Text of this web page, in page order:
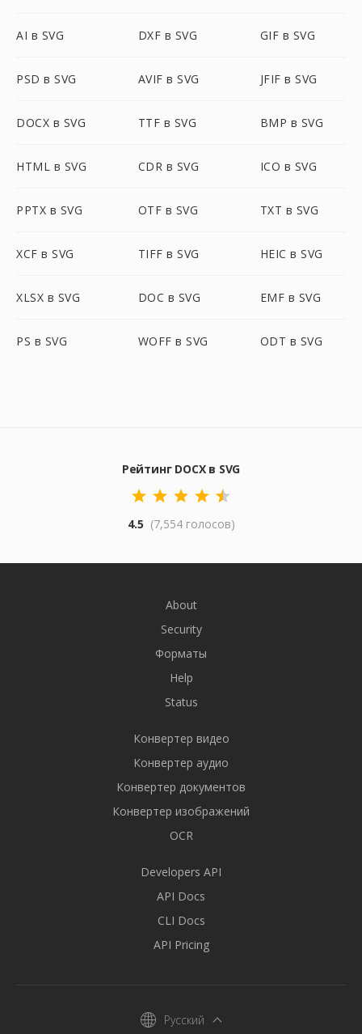
AI в SVG DXF в SVG GIF в SVG
PSD в SVG AVIF в SVG JFIF в SVG
DOCX в SVG TTF в SVG BMP в SVG
HTML в SVG CDR в SVG ICO в SVG
PPTX в SVG OTF в SVG TXT в SVG
XCF в SVG TIFF в SVG HEIC в SVG
XLSX в SVG DOC в SVG EMF в SVG
PS в SVG WOFF в SVG ODT в SVG
Рейтинг DOCX в SVG
4.5 (7,554 голосов)
About
Security
Форматы
Help
Status
Конвертер видео
Конвертер аудио
Конвертер документов
Конвертер изображений
OCR
Developers API
API Docs
CLI Docs
API Pricing
Русский